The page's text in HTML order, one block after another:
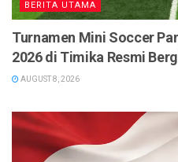
BERITA UTAMA
Turnamen Mini Soccer
2026 di Timika Resmi
AUGUST 8, 2026